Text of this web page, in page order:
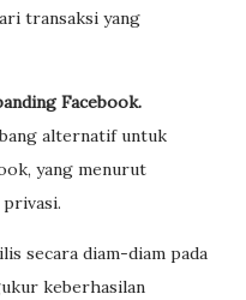
transaksi yang
Facebook.
alternatif untuk
yang menurut
secara diam-diam pada
keberhasilan